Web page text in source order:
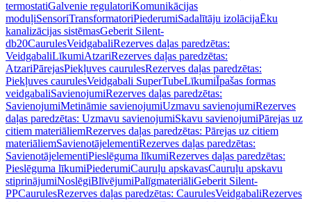
termostatiGalvenie regulatoriKomunikācijas
moduļiSensoriTransformatoriPiederumiSadalītāju izolācijaĒku
kanalizācijas sistēmasGeberit Silent-
db20CaurulesVeidgabaliRezerves daļas paredzētas:
VeidgabaliLīkumiAtzariRezerves daļas paredzētas:
AtzariPārejasPiekļuves caurulesRezerves daļas paredzētas:
Piekļuves caurulesVeidgabali SuperTubeLīkumiĪpašas formas
veidgabaliSavienojumiRezerves daļas paredzētas:
SavienojumiMetināmie savienojumiUzmavu savienojumiRezerves
daļas paredzētas: Uzmavu savienojumiSkavu savienojumiPārejas uz
citiem materiāliemRezerves daļas paredzētas: Pārejas uz citiem
materiāliemSavienotājelementiRezerves daļas paredzētas:
SavienotājelementiPieslēguma līkumiRezerves daļas paredzētas:
Pieslēguma līkumiPiederumiCauruļu apskavasCauruļu apskavu
stiprinājumiNoslēgiBlīvējumiPalīgmateriāliGeberit Silent-
PPCaurulesRezerves daļas paredzētas: CaurulesVeidgabaliRezerves